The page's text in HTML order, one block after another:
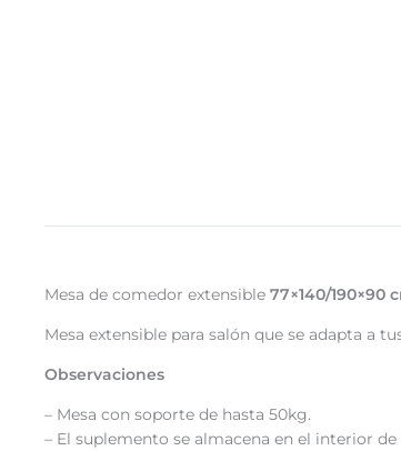
Mesa de comedor extensible 77×140/190×90
Mesa extensible para salón que se adapta a
Observaciones
– Mesa con soporte de hasta 50kg.
– El suplemento se almacena en el interior